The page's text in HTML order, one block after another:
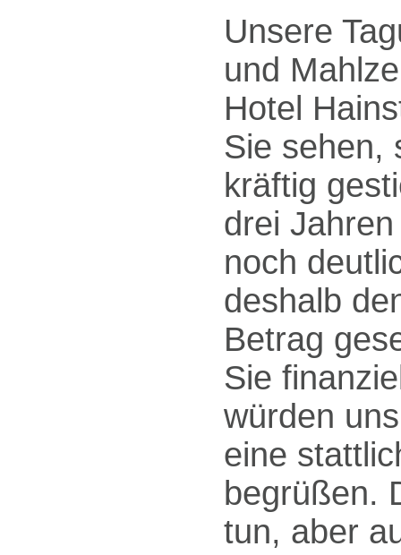
Unsere
und
Hotel
Sie sehen,
kräftig
drei
noch
deshalb
Betrag
Sie
würden
eine
begrüßen.
tun, aber